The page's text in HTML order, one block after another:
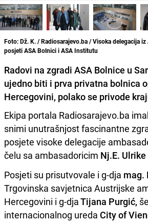
Foto: Dž. K. / Radiosarajevo.ba / Visoka delegacija
posjeti ASA Bolnici i ASA Institutu
Radovi na zgradi ASA Bolnice u
ujedno biti i prva privatna bolnica
Hercegovini, polako se privode
Ekipa portala Radiosarajevo.ba
snimi unutrašnjost fascinantne
posjete visoke delegacije
čelu sa ambasadoricim Nj.E.
Posjeti su prisutvovale i g-dja mag.
Trgovinska savjetnica Austrijske
Hercegovini i g-djaTijana Purgić,
internacionalnog ureda City of